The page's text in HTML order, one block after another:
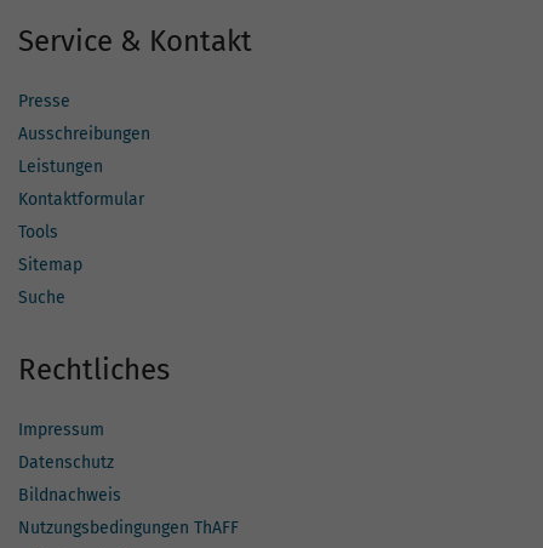
Service & Kontakt
Presse
Ausschreibungen
Leistungen
Kontaktformular
Tools
Sitemap
Suche
Rechtliches
Impressum
Datenschutz
Bildnachweis
Nutzungsbedingungen ThAFF